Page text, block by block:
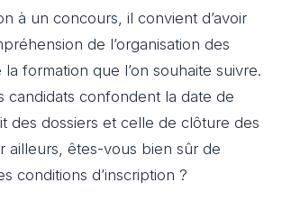
à un concours, il convient d’avoir
de l’organisation des
formation que l’on souhaite suivre.
candidats confondent la date de
des dossiers et celle de clôture des
ailleurs, êtes-vous bien sûr de
conditions d’inscription ?